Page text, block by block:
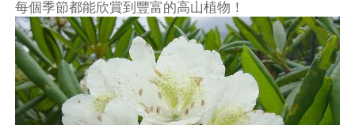
每個季節都能欣賞到豐富的高山植物！